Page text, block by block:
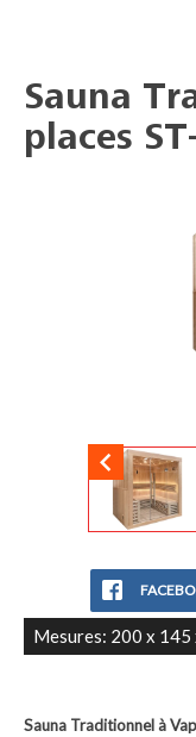
Sauna
places

Mesures: 200 x 145
Sauna Traditionnel à